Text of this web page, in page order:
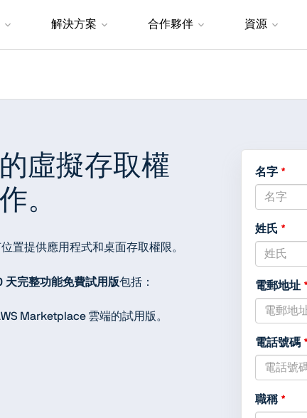
解決方案 合作夥伴 資源
虛擬存取權
。
置提供應用程式和桌面存取權限。
天完整功能免費試用版包括：
Marketplace 雲端的試用版。
名字
姓氏
電郵地址
電話號碼 ,
職稱